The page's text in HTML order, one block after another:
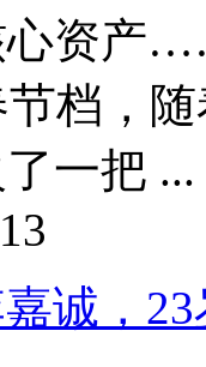
心资产
节档，
一把 ...
诚，